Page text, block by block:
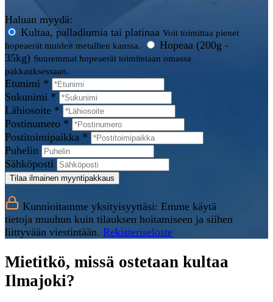
Haluan myydä:
Kultaa, palladiumia tai platinaa Voit toimittaa pienet
hopeaerät muiden metallien kanssa.
Hopeaa (200g -
35kg) Suuremmat hopeaerät toimitetaan omassa
pakkauksessaan.
Etunimi *
Sukunimi *
Lähiosoite *
Postinumero *
Postitoimipaikka *
Puhelin
Sähköposti
Tilaa ilmainen myyntipakkaus
Kunnioitamme yksityisyyttäsi: Emme käytä
tietoja muuhun kuin tilauksen hoitamiseen ja siihen
liittyvään viestintään. Rekisteriseloste
Mietitkö, missä ostetaan kultaa
Ilmajoki?